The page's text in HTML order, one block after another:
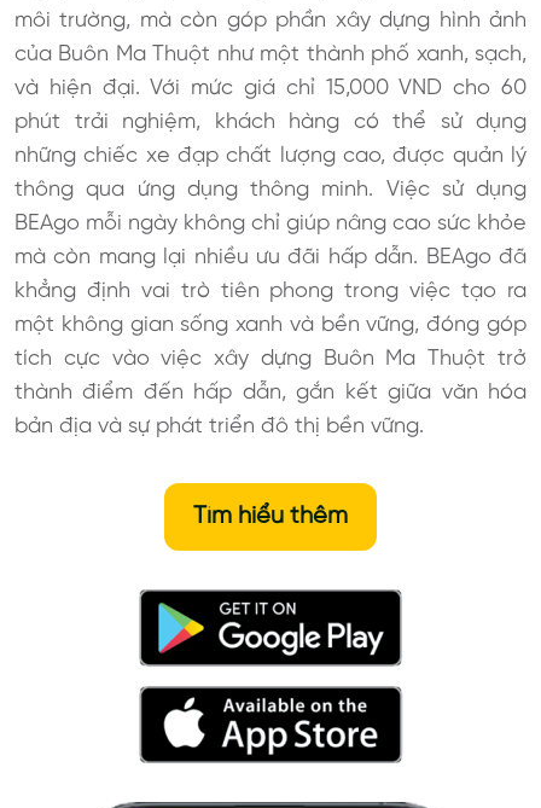
môi trường, mà còn góp phần xây dựng hình ảnh
của Buôn Ma Thuột như một thành phố xanh, sạch,
và hiện đại. Với mức giá chỉ 15,000 VND cho 60
phút trải nghiệm, khách hàng có thể sử dụng
những chiếc xe đạp chất lượng cao, được quản lý
thông qua ứng dụng thông minh. Việc sử dụng
BEAgo mỗi ngày không chỉ giúp nâng cao sức khỏe
mà còn mang lại nhiều ưu đãi hấp dẫn. BEAgo đã
khẳng định vai trò tiên phong trong việc tạo ra
một không gian sống xanh và bền vững, đóng góp
tích cực vào việc xây dựng Buôn Ma Thuột trở
thành điểm đến hấp dẫn, gắn kết giữa văn hóa
bản địa và sự phát triển đô thị bền vững.
Tìm hiểu thêm